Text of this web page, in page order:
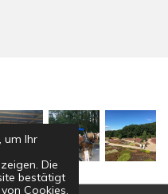
um Ihr
Die
bestätigt
Cookies.